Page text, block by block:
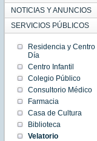
NOTICIAS Y ANUNCIOS
SERVICIOS PÚBLICOS
Residencia y Centro
Día
Centro Infantil
Colegio Público
Consultorio Médico
Farmacia
Casa de Cultura
Biblioteca
Velatorio